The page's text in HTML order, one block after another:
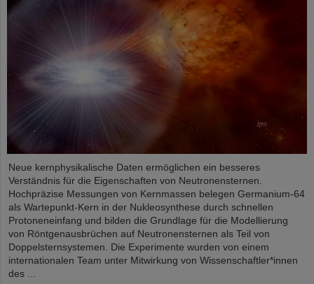
Neue kernphysikalische Daten ermöglichen ein besseres
Verständnis für die Eigenschaften von Neutronensternen.
Hochpräzise Messungen von Kernmassen belegen Germanium-64
als Wartepunkt-Kern in der Nukleosynthese durch schnellen
Protoneneinfang und bilden die Grundlage für die Modellierung
von Röntgenausbrüchen auf Neutronensternen als Teil von
Doppelsternsystemen. Die Experimente wurden von einem
internationalen Team unter Mitwirkung von Wissenschaftler*innen
des ...